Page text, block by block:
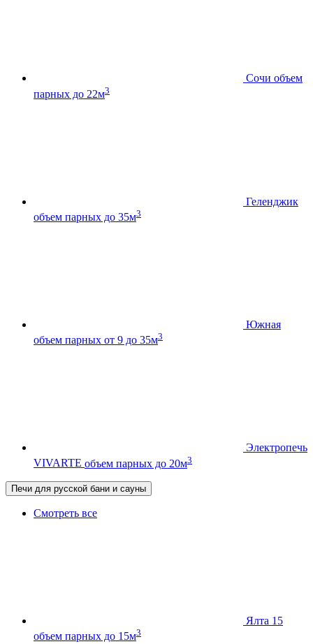
Сочи объем
парных до 22м3
Геленджик
объем парных до 35м3
Южная
объем парных от 9 до 35м3
Электропечь
VIVARTE объем парных до 20м3
Печи для русской бани и сауны
Смотреть все
Ялта 15
объем парных до 15м3